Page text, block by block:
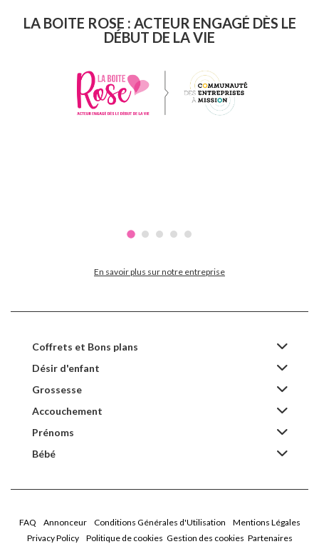
LA BOITE ROSE : ACTEUR ENGAGÉ DÈS LE
DÉBUT DE LA VIE
En savoir plus sur notre entreprise
Coffrets et Bons plans
Désir d'enfant
Grossesse
Accouchement
Prénoms
Bébé
FAQ Annonceur Conditions Générales d'Utilisation
Mentions Légales
Privacy Policy
Politique de cookies Gestion des cookies Partenaires